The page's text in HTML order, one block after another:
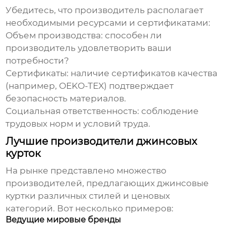
Убедитесь, что производитель располагает
необходимыми ресурсами и сертификатами:
Объем производства: способен ли
производитель удовлетворить ваши
потребности?
Сертификаты: наличие сертификатов качества
(например, OEKO-TEX) подтверждает
безопасность материалов.
Социальная ответственность: соблюдение
трудовых норм и условий труда.
Лучшие производители джинсовых
курток
На рынке представлено множество
производителей, предлагающихджинсовые
куртки различных стилей и ценовых
категорий. Вот несколько примеров:
Ведущие мировые бренды